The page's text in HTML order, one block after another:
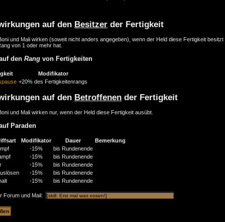
auf den Besitzer der Fertigkeit
und Mali wirken (soweit nicht anders angegeben), wenn der Held diese Fertigkeit besitzt
von 1 oder mehr hat.
den Rang von Fertigkeiten
Modifikator
+20% des Fertigkeitenrangs
auf den Betroffenen der Fertigkeit
und Mali wirken nur, wenn der Held diese Fertigkeit ausübt.
Paraden
Modifikator Dauer
Bemerkung
-15%
bis Rundenende
-15%
bis Rundenende
-15%
bis Rundenende
-15%
bis Rundenende
-15% bis Rundenende
Forum und Mail: